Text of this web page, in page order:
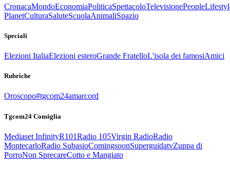
CronacaMondoEconomiaPoliticaSpettacoloTelevisionePeople
PlanetCulturaSaluteScuolaAnimaliSpazio
Speciali
Elezioni ItaliaElezioni esteroGrande FratelloL'isola dei famosiAmici
Rubriche
Oroscopo#tgcom24amarcord
Tgcom24 Consiglia
Mediaset InfinityR101Radio 105Virgin RadioRadio
MontecarloRadio SubasioComingsoonSuperguidatvZuppa di
PorroNon SprecareCotto e Mangiato